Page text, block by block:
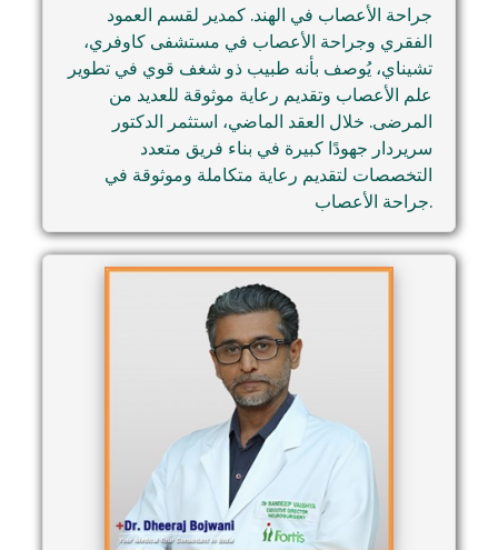
جراحة الأعصاب في الهند. كمدير لقسم العمود
الفقري وجراحة الأعصاب في مستشفى كاوفري،
تشيناي، يُوصف بأنه طبيب ذو شغف قوي في تطوير
علم الأعصاب وتقديم رعاية موثوقة للعديد من
المرضى. خلال العقد الماضي، استثمر الدكتور
سريردار جهودًا كبيرة في بناء فريق متعدد
التخصصات لتقديم رعاية متكاملة وموثوقة في
جراحة الأعصاب.